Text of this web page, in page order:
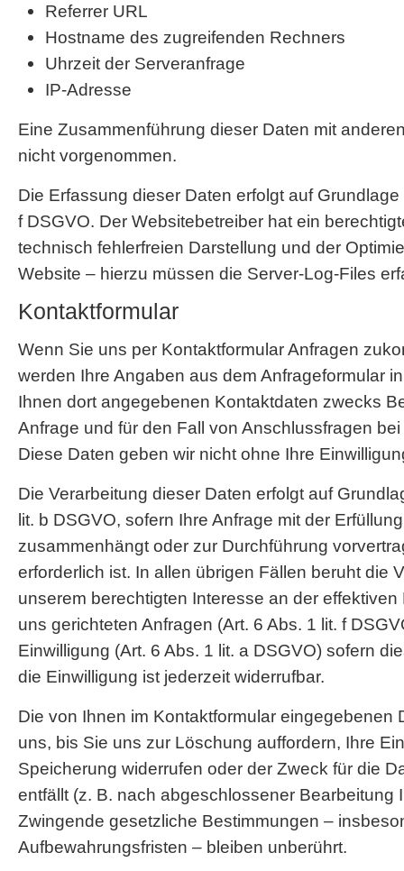
Referrer URL
Hostname des zugreifenden Rechners
Uhrzeit der Serveranfrage
IP-Adresse
Eine Zusammenführung dieser Daten mit
nicht vorgenommen.
Die Erfassung dieser Daten erfolgt auf Grundlage
f DSGVO. Der Websitebetreiber hat ein
technisch fehlerfreien Darstellung und der
Website – hierzu müssen die Server-Log-Files
Kontaktformular
Wenn Sie uns per Kontaktformular Anfragen
werden Ihre Angaben aus dem Anfrageformular
Ihnen dort angegebenen Kontaktdaten zwecks
Anfrage und für den Fall von Anschlussfragen
Diese Daten geben wir nicht ohne Ihre
Die Verarbeitung dieser Daten erfolgt auf
lit. b DSGVO, sofern Ihre Anfrage mit der
zusammenhängt oder zur Durchführung
erforderlich ist. In allen übrigen Fällen beruht die
unserem berechtigten Interesse an der
uns gerichteten Anfragen (Art. 6 Abs. 1 lit. f
Einwilligung (Art. 6 Abs. 1 lit. a DSGVO) sofern
die Einwilligung ist jederzeit widerrufbar.
Die von Ihnen im Kontaktformular eingegebenen
uns, bis Sie uns zur Löschung auffordern, Ihre
Speicherung widerrufen oder der Zweck für die
entfällt (z. B. nach abgeschlossener Bearbeitung
Zwingende gesetzliche Bestimmungen –
Aufbewahrungsfristen – bleiben unberührt.